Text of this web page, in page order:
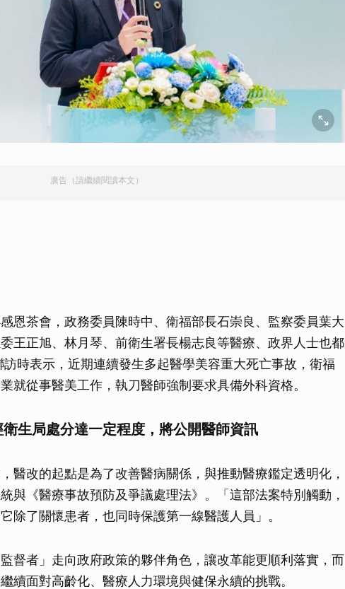
廣告（請繼續閱讀本文）
恩茶會，政務委員陳時中、衛福部長石崇良、監察委員葉大
王正旭、林月琴、前衛生署長楊志良等醫療、政界人士也都
時表示，近期連續發生多起醫學美容重大死亡事故，衛福
就從事醫美工作，執刀醫師強制要求具備外科資格。
生局處分達一定程度，將公開醫師資訊
醫改的起點是為了改善醫病關係，與推動醫療鑑定透明化，
與《醫療事故預防及爭議處理法》。「這部法案特別觸動，
除了關懷患者，也同時保護第一線醫護人員」。
督者」走向政府政策的夥伴角色，讓改革能更順利落實，而
續面對高齡化、醫療人力環境與健保永續的挑戰。